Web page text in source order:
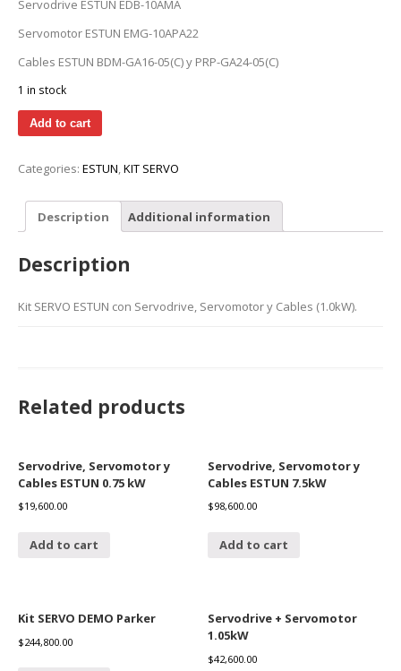
Servodrive ESTUN EDB-10AMA
Servomotor ESTUN EMG-10APA22
Cables ESTUN BDM-GA16-05(C) y PRP-GA24-05(C)
1 in stock
Add to cart
Categories: ESTUN,KIT SERVO
Description Additional information
Description
Kit SERVO ESTUN con Servodrive, Servomotor y Cables (1.0kW).
Related products
Servodrive, Servomotor y
Cables ESTUN 0.75 kW
$19,600.00
Add to cart
Servodrive, Servomotor y
Cables ESTUN 7.5kW
$98,600.00
Add to cart
Kit SERVO DEMO Parker
$244,800.00
Servodrive + Servomotor
1.05kW
$42,600.00